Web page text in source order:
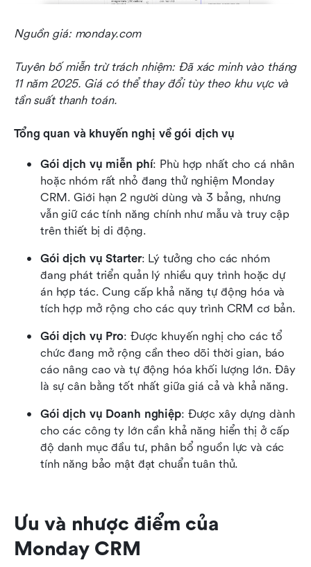
Nguồn giá: monday.com
Tuyên bố miễn trừ trách nhiệm: Đã xác minh vào tháng
11 năm 2025. Giá có thể thay đổi tùy theo khu vực và
tần suất thanh toán.
Tổng quan và khuyến nghị về gói dịch vụ
Gói dịch vụ miễn phí: Phù hợp nhất cho cá nhân
hoặc nhóm rất nhỏ đang thử nghiệm Monday
CRM. Giới hạn 2 người dùng và 3 bảng, nhưng
vẫn giữ các tính năng chính như mẫu và truy cập
trên thiết bị di động.
Gói dịch vụ Starter: Lý tưởng cho các nhóm
đang phát triển quản lý nhiều quy trình hoặc dự
án hợp tác. Cung cấp khả năng tự động hóa và
tích hợp mở rộng cho các quy trình CRM cơ bản.
Gói dịch vụ Pro: Được khuyến nghị cho các tổ
chức đang mở rộng cần theo dõi thời gian, báo
cáo nâng cao và tự động hóa khối lượng lớn. Đây
là sự cân bằng tốt nhất giữa giá cả và khả năng.
Gói dịch vụ Doanh nghiệp: Được xây dựng dành
cho các công ty lớn cần khả năng hiển thị ở cấp
độ danh mục đầu tư, phân bổ nguồn lực và các
tính năng bảo mật đạt chuẩn tuân thủ.
Ưu và nhược điểm của
Monday CRM